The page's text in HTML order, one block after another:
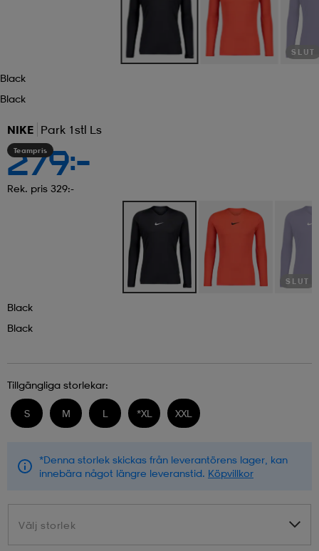
SLUT
Black
Black
NIKE Park 1stl Ls
Teampris
279:-
Rek. pris 329:-
SLUT
Black
Black
Tillgängliga storlekar:
S M L *XL XXL
*Denna storlek skickas från leverantörens lager, kan
innebära något längre leveranstid. Köpvillkor
Välj storlek
Välj storlek